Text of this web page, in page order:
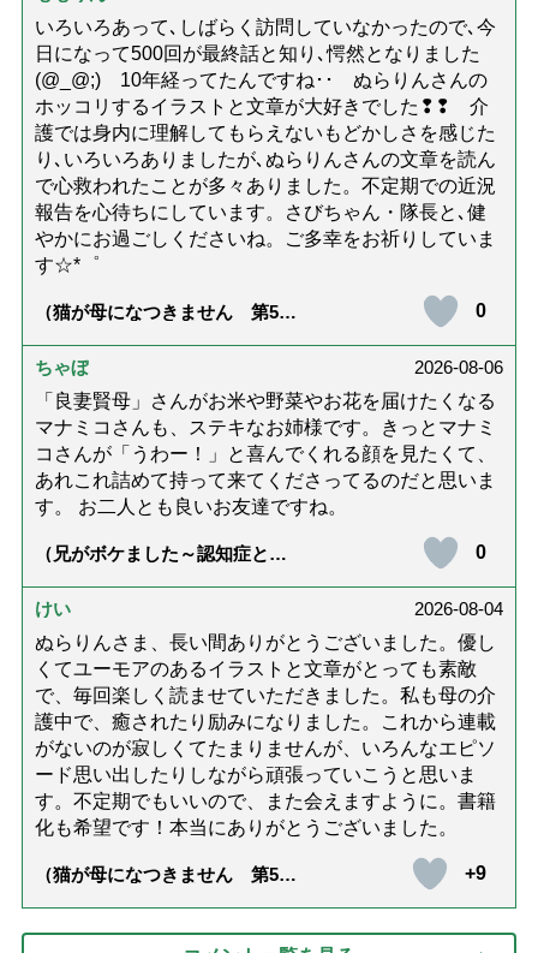
いろいろあって､しばらく訪問していなかったので､今
日になって500回が最終話と知り､愕然となりました
(@_@;) 10年経ってたんですね･･ ぬらりんさんの
ホッコリするイラストと文章が大好きでした❢❢ 介
護では身内に理解してもらえないもどかしさを感じた
り､いろいろありましたが､ぬらりんさんの文章を読ん
で心救われたことが多々ありました。不定期での近況
報告を心待ちにしています。さびちゃん・隊長と､健
やかにお過ごしくださいね。ご多幸をお祈りしていま
す☆*゜
（猫が母になつきません 第500
0
ちゃぼ
2026-08-06
「良妻賢母」さんがお米や野菜やお花を届けたくなる
マナミコさんも、ステキなお姉様です。きっとマナミ
コさんが「うわー！」と喜んでくれる顔を見たくて、
あれこれ詰めて持って来てくださってるのだと思いま
す。 お二人とも良いお友達ですね。
（兄がボケました～認知症と介
達』が届きました」）
0
けい
2026-08-04
ぬらりんさま、長い間ありがとうございました。優し
くてユーモアのあるイラストと文章がとっても素敵
で、毎回楽しく読ませていただきました。私も母の介
護中で、癒されたり励みになりました。これから連載
がないのが寂しくてたまりませんが、いろんなエピソ
ード思い出したりしながら頑張っていこうと思いま
す。不定期でもいいので、また会えますように。書籍
化も希望です！本当にありがとうございました。
（猫が母になつきません 第500
+9